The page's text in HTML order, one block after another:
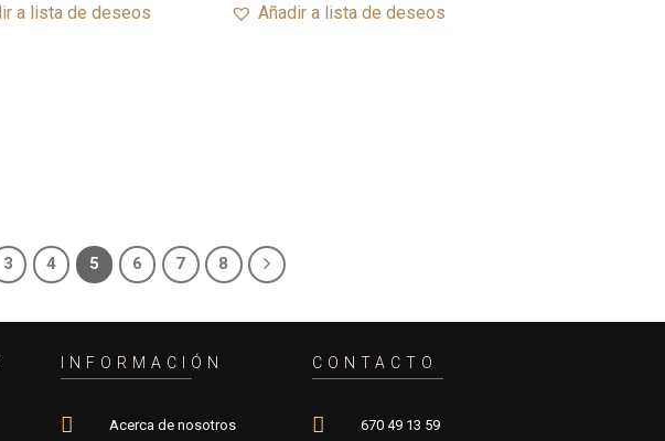
a lista de deseos Añadir a lista de deseos
3 4 5 6 7 8
INFORMACIÓN
Acerca de nosotros
CONTACTO
670 49 13 59